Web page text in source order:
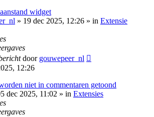
widget
» 19 dec 2025, 12:26 » in Extensie
door gouwepeer_nl
12:26
niet in commentaren getoond
dec 2025, 11:02 » in Extensies